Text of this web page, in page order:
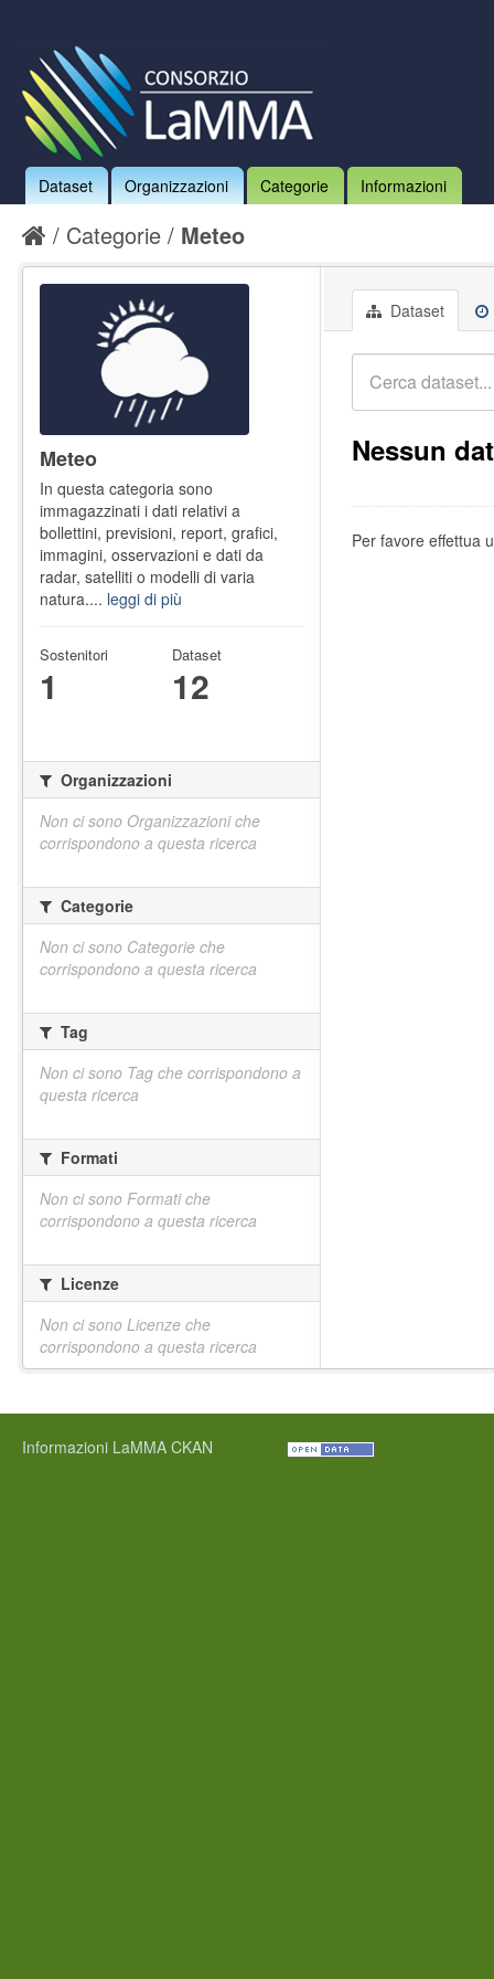
Dataset Organizzazioni Categorie Informazioni
Categorie Meteo
Dataset
Nessun
Per favore effettua
Meteo
In questa categoria sono
immagazzinati i dati relativi a
bollettini, previsioni, report, grafici,
immagini, osservazioni e dati da
radar, satelliti o modelli di varia
natura.... leggi di più
Sostenitori
1
Dataset
12
Organizzazioni
Non ci sono Organizzazioni che
corrispondono a questa ricerca
Categorie
Non ci sono Categorie che
corrispondono a questa ricerca
Tag
Non ci sono Tag che corrispondono a
questa ricerca
Formati
Non ci sono Formati che
corrispondono a questa ricerca
Licenze
Non ci sono Licenze che
corrispondono a questa ricerca
Informazioni LaMMA CKAN